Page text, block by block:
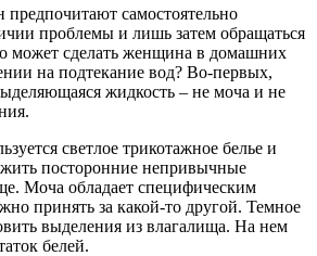
самостоятельно
проблемы и лишь затем обращаться
может сделать женщина в домашних
на подтекание вод? Во-первых,
жидкость – не моча и не
светлое трикотажное белье и
посторонние непривычные
Моча обладает специфическим
принять за какой-то другой. Темное
выделения из влагалища. На нем
белей.